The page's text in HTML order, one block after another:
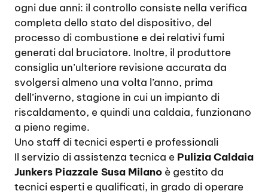
ogni due anni: il controllo consiste nella verifica
completa dello stato del dispositivo, del
processo di combustione e dei relativi fumi
generati dal bruciatore. Inoltre, il produttore
consiglia un’ulteriore revisione accurata da
svolgersi almeno una volta l’anno, prima
dell’inverno, stagione in cui un impianto di
riscaldamento, e quindi una caldaia, funzionano
a pieno regime.
Uno staff di tecnici esperti e professionali
Il servizio di assistenza tecnica e Pulizia Caldaia
Junkers Piazzale Susa Milano è gestito da
tecnici esperti e qualificati, in grado di operare